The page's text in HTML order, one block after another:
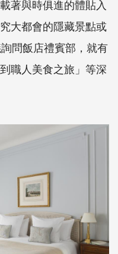
著與時俱進的體貼入
大都會的隱藏景點或
問飯店禮賓部，就有
職人美食之旅」等深